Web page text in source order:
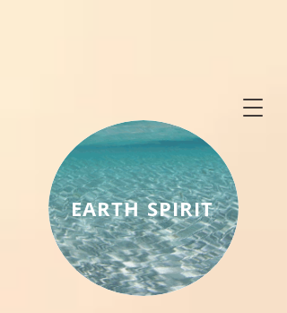
EARTH SPIRIT